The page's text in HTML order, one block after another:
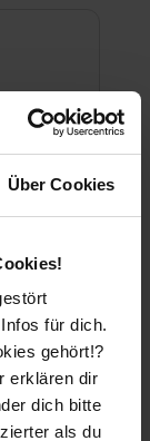
Über Cookies
für dich.
gehört!?
erklären dir
dich bitte
als du